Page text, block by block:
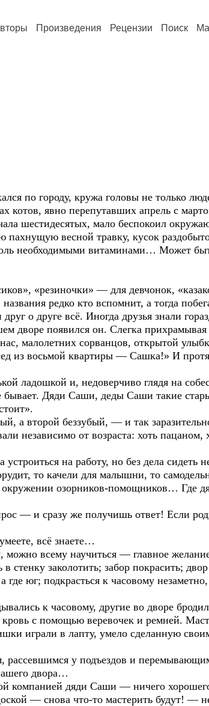
Произведения Рецензии Поиск
городу, кружа головы не только
котов, явно перепутавших апрель с
мало беспокоил
весной травку, кусок
необходимыми витаминами… Может
«резиночки» — для девчонок,
редко кто вспомнит, а тогда
о друге всё. Иногда друзья знали
дворе появился он. Слегка прихрамывая
малолетних сорванцов, открытой
из восьмой квартиры — Сашка!» И
ладошкой и, недоверчиво глядя на
Дяди Саши, деды Саши такие
второй беззубый, — и так заразительно
независимо от возраста: хоть
на работу, но без дела сидеть
то качели для малышни, то
озорников-помощников… Где
— и сразу же получишь ответ! Если
всё знаете…
всему научиться — главное
заколотить; забор покрасить;
где юг; подкрасться к часовому
к часовому, другие во дворе
с помощью веревочек и ремней.
играли в лапту, умело сделанную
у подъездов и
двора…
компанией дяди Саши — ничего
— снова что-то мастерить будут! —